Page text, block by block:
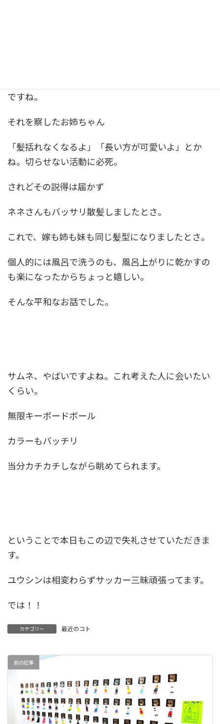
ですね。
それを察したお姉ちゃん
「髪括れなくなるよ」「長い方が可愛いよ」とか
ね。切らせない活動に必死。
されどその説得は届かず
ネネさんもバッサリ散髪しましたとさ。
これで、嫁も姉も妹も同じ髪型になりましたとさ。
個人的には風呂で洗うのも、風呂上がりに乾かすの
も楽になったからちょっと嬉しい。
そんな平和なお話でした。
サムネ、やばいですよね。これ考えた人に会いたい
くらい。
無限キーボードボール
カラーもバッチリ
当分カチカチしながら眺めてられます。
ということで本日もこの辺で失礼させていただきま
す。
ユウシンは相変わらずサッカー三昧頑張ってます。
では！！
カテゴリー 最近のコト
前の記事